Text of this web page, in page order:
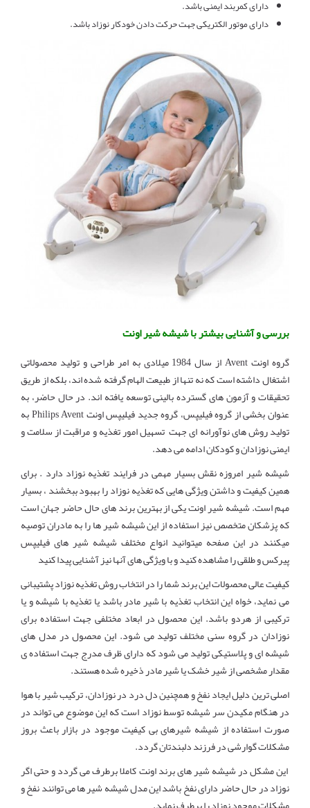
دارای کمربند ایمنی باشد.
دارای موتور الکتریکی جهت حرکت دادن خودکار نوزاد باشد.
بررسی و آشنایی بیشتر با شیشه شیر اونت
گروه اونت Avent از سال 1984 میلادی به امر طراحی و تولید محصولاتی
اشتغال داشته است که نه تنها از طبیعت الهام گرفته شده اند، بلکه از طریق
تحقیقات و آزمون های گسترده بالینی توسعه یافته اند. در حال حاضر، به
عنوان بخشی از گروه فیلیپس، گروه جدید فیلیپس اونت Philips Avent به
تولید روش های نوآورانه ای جهت تسهیل امور تغذیه و مراقبت از سلامت و
ایمنی نوزادان و کودکان ادامه می دهد.
شیشه شیر امروزه نقش بسیار مهمی در فرایند تغذیه نوزاد دارد . برای
همین کیفیت و داشتن ویژگی هایی که تغذیه نوزاد را بهبود ببخشند ، بسیار
مهم است. شیشه شیر اونت یکی از بهترین برند های حال حاضر جهان است
که پزشکان متخصص نیز استفاده از این شیشه شیر ها را به مادران توصیه
میکنند در این صفحه میتوانید انواع مختلف شیشه شیر های فیلیپس
پیرکس و طلقی را مشاهده کنید و با ویژگی های آنها نیز آشنایی پیدا کنید
کیفیت عالی محصولات این برند شما را در انتخاب روش تغذیه نوزاد پشتیبانی
می نماید، خواه این انتخاب تغذیه با شیر مادر باشد یا تغذیه با شیشه و یا
ترکیبی از هردو باشد. این محصول در ابعاد مختلفی جهت استفاده برای
نوزادان در گروه سنی مختلف تولید می شود. این محصول در مدل های
شیشه ای و پلاستیکی تولید می شود که دارای ظرف مدرج جهت استفاده ی
مقدار مشخصی از شیر خشک یا شیر مادر ذخیره شده هستند.
اصلی ترین دلیل ایجاد نفخ و همچنین دل درد در نوزادان، ترکیب شیر با هوا
در هنگام مکیدن سر شیشه توسط نوزاد است که این موضوع می تواند در
صورت استفاده از شیشه شیرهای بی کیفیت موجود در بازار باعث بروز
مشکلات گوارشی در فرزند دلبندتان گردد.
این مشکل در شیشه شیر های برند اونت کاملا برطرف می گردد و حتی اگر
نوزاد در حال حاضر دارای نفخ باشد این مدل شیشه شیر ها می توانند نفخ و